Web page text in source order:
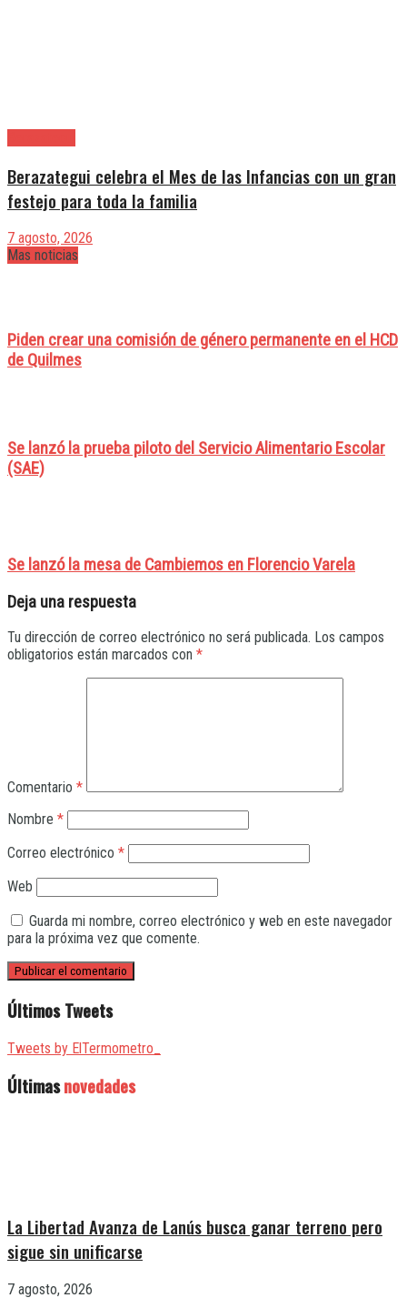
Berazategui celebra el Mes de las Infancias con un gran
festejo para toda la familia
7 agosto, 2026
Mas noticias
Piden crear una comisión de género permanente en el HCD
de Quilmes
Se lanzó la prueba piloto del Servicio Alimentario Escolar
(SAE)
Se lanzó la mesa de Cambiemos en Florencio Varela
Deja una respuesta
Tu dirección de correo electrónico no será publicada. Los campos
obligatorios están marcados con *
Comentario *
Nombre *
Correo electrónico *
Web
Guarda mi nombre, correo electrónico y web en este navegador
para la próxima vez que comente.
Últimos Tweets
Tweets by ElTermometro_
Últimasnovedades
La Libertad Avanza de Lanús busca ganar terreno pero
sigue sin unificarse
7 agosto, 2026